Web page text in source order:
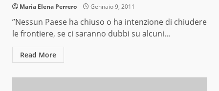
Maria Elena Perrero Gennaio 9, 2011
”Nessun Paese ha chiuso o ha intenzione di chiudere
le frontiere, se ci saranno dubbi su alcuni...
Read More